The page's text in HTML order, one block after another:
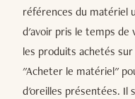
références du matériel
d'avoir pris le temps de
les produits achetés
"Acheter le matériel"
d'oreilles présentées. Il